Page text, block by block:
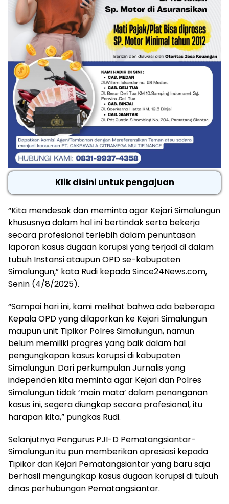
Klik disini untuk pengajuan
“Kita mendesak dan meminta agar Kejari Simalungun
khususnya dalam hal ini bertindak serta bekerja
secara profesional terlebih dalam penuntasan
laporan kasus dugaan korupsi yang terjadi di dalam
tubuh Instansi ataupun OPD se-kabupaten
Simalungun,” kata Rudi kepada Since24News.com,
Senin (4/8/2025).
“Sampai hari ini, kami melihat bahwa ada beberapa
Kepala OPD yang dilaporkan ke Kejari Simalungun
maupun unit Tipikor Polres Simalungun, namun
belum memiliki progres yang baik dalam hal
pengungkapan kasus korupsi di kabupaten
Simalungun. Dari perkumpulan Jurnalis yang
independen kita meminta agar Kejari dan Polres
Simalungun tidak ‘main mata’ dalam penanganan
kasus ini, segera diungkap secara profesional, itu
harapan kita,” pungkas Rudi.
Selanjutnya Pengurus PJI-D Pematangsiantar-
Simalungun itu pun memberikan apresiasi kepada
Tipikor dan Kejari Pematangsiantar yang baru saja
berhasil mengungkap kasus dugaan korupsi di tubuh
dinas perhubungan Pematangsiantar.